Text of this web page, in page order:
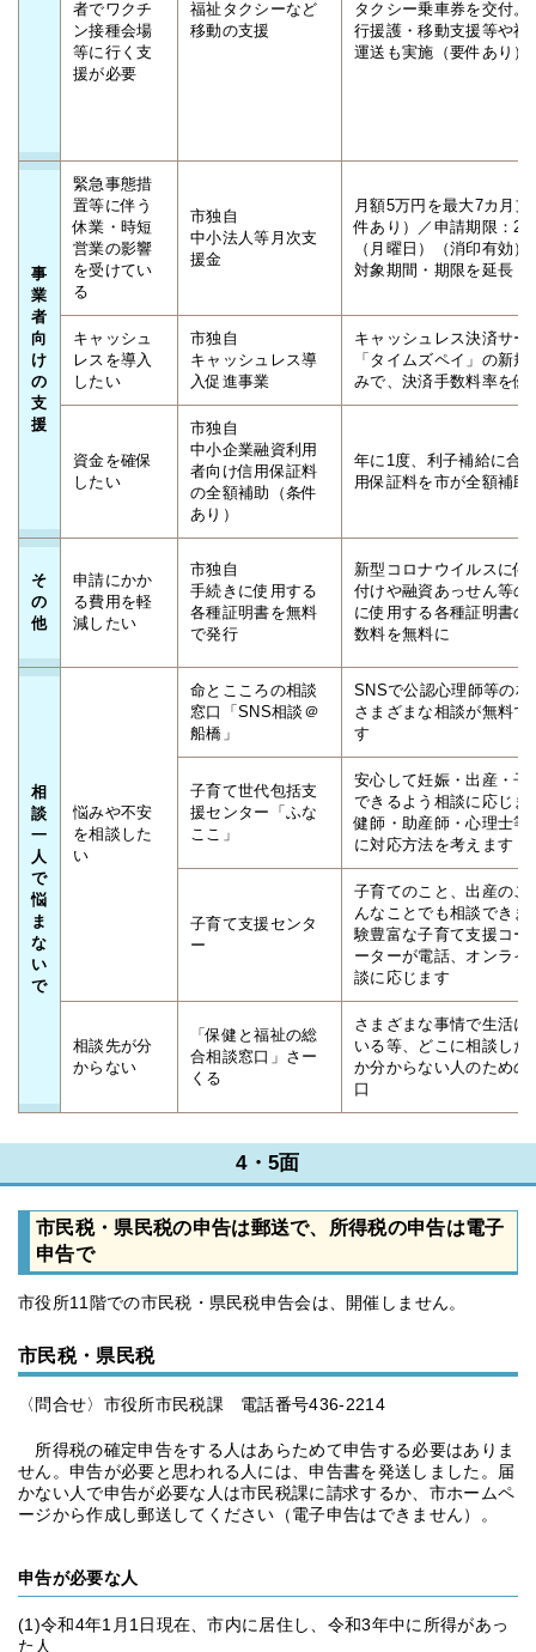
者でワクチ
ン接種会場
等に行く支
援が必要
福祉タクシーなど
移動の支援
タクシー乗車券を交付。
行援護・移動支援等や福
運送も実施（要件あり）
事
業
者
向
け
の
支
援
緊急事態措
置等に伴う
休業・時短
営業の影響
を受けてい
る
市独自
中小法人等月次支
援金
月額5万円を最大7カ月支
件あり）／申請期限：2
（月曜日）（消印有効）
対象期間・期限を延長
キャッシュ
レスを導入
したい
市独自
キャッシュレス導
入促進事業
キャッシュレス決済サー
「タイムズペイ」の新規
みで、決済手数料率を優
資金を確保
したい
市独自
中小企業融資利用
者向け信用保証料
の全額補助（条件
あり）
年に1度、利子補給に合
用保証料を市が全額補助
そ
の
他
申請にかか
る費用を軽
減したい
市独自
手続きに使用する
各種証明書を無料
で発行
新型コロナウイルスに伴
付けや融資あっせん等の
に使用する各種証明書の
数料を無料に
相
談
一
人
で
悩
ま
な
い
で
悩みや不安
を相談した
い
命とこころの相談
窓口「SNS相談＠
船橋」
SNSで公認心理師等の相
さまざまな相談が無料で
す
子育て世代包括支
援センター「ふな
ここ」
安心して妊娠・出産・子
できるよう相談に応じま
健師・助産師・心理士等
に対応方法を考えます
子育て支援センタ
ー
子育てのこと、出産のこ
んなことでも相談できま
験豊富な子育て支援コー
ーターが電話、オンライ
談に応じます
相談先が分
からない
「保健と福祉の総
合相談窓口」さー
くる
さまざまな事情で生活に
いる等、どこに相談した
か分からない人のための
口
4・5面
市民税・県民税の申告は郵送で、所得税の申告は電子
申告で
市役所11階での市民税・県民税申告会は、開催しません。
市民税・県民税
〈問合せ〉市役所市民税課 電話番号436-2214
所得税の確定申告をする人はあらためて申告する必要はありま
せん。申告が必要と思われる人には、申告書を発送しました。届
かない人で申告が必要な人は市民税課に請求するか、市ホームペ
ージから作成し郵送してください（電子申告はできません）。
申告が必要な人
(1)令和4年1月1日現在、市内に居住し、令和3年中に所得があっ
た人